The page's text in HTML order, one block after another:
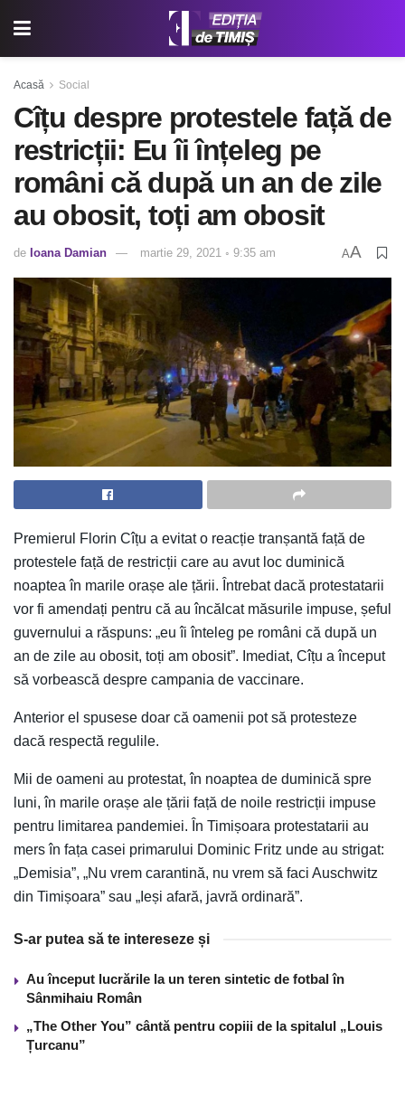
Acasă Social
Cîțu despre protestele față de
restricții: Eu îi înțeleg pe
români că după un an de zile
au obosit, toți am obosit
de Ioana Damian martie 29, 2021 ◦ 9:35 am AA
​Premierul Florin Cîțu a evitat o reacție tranșantă față de
protestele față de restricții care au avut loc duminică
noaptea în marile orașe ale țării. Întrebat dacă protestatarii
vor fi amendați pentru că au încălcat măsurile impuse, șeful
guvernului a răspuns: „eu îi înteleg pe români că după un
an de zile au obosit, toți am obosit”. Imediat, Cîțu a început
să vorbească despre campania de vaccinare.
Anterior el spusese doar că oamenii pot să protesteze
dacă respectă regulile.
Mii de oameni au protestat, în noaptea de duminică spre
luni, în marile orașe ale țării față de noile restricții impuse
pentru limitarea pandemiei. În Timișoara protestatarii au
mers în fața casei primarului Dominic Fritz unde au strigat:
„Demisia”, „Nu vrem carantină, nu vrem să faci Auschwitz
din Timișoara” sau „Ieși afară, javră ordinară”.
S-ar putea să te intereseze și
Au început lucrările la un teren sintetic de fotbal în
Sânmihaiu Român
„The Other You” cântă pentru copiii de la spitalul „Louis
Țurcanu”